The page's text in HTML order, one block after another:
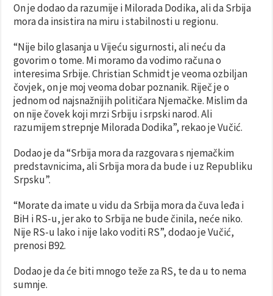
On je dodao da razumije i Milorada Dodika, ali da Srbija
mora da insistira na miru i stabilnosti u regionu.
“Nije bilo glasanja u Vijeću sigurnosti, ali neću da
govorim o tome. Mi moramo da vodimo računa o
interesima Srbije. Christian Schmidt je veoma ozbiljan
čovjek, on je moj veoma dobar poznanik. Riječ je o
jednom od najsnažnijih političara Njemačke. Mislim da
on nije čovek koji mrzi Srbiju i srpski narod. Ali
razumijem strepnje Milorada Dodika”, rekao je Vučić.
Dodao je da “Srbija mora da razgovara s njemačkim
predstavnicima, ali Srbija mora da bude i uz Republiku
Srpsku”.
“Morate da imate u vidu da Srbija mora da čuva leđa i
BiH i RS-u, jer ako to Srbija ne bude činila, neće niko.
Nije RS-u lako i nije lako voditi RS”, dodao je Vučić,
prenosi B92.
Dodao je da će biti mnogo teže za RS, te da u to nema
sumnje.